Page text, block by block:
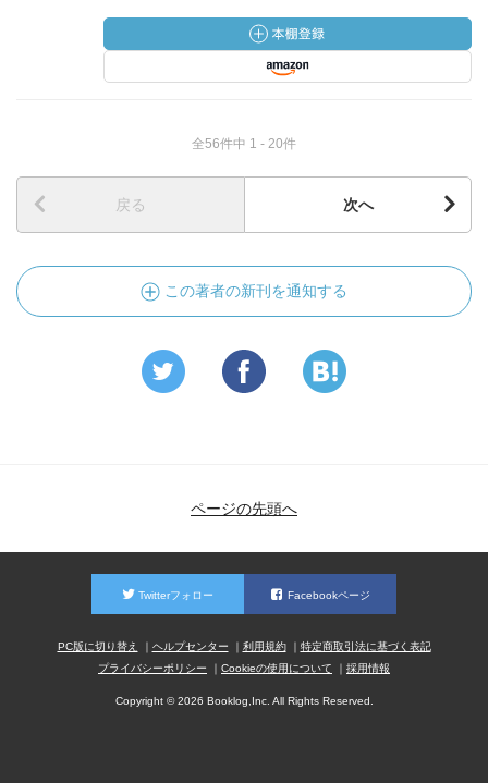
全56件中 1 - 20件
戻る 次へ
この著者の新刊を通知する
ページの先頭へ
Twitterフォロー Facebookページ
PC版に切り替え ヘルプセンター 利用規約
特定商取引法に基づく表記
プライバシーポリシー
Cookieの使用について 採用情報
Copyright © 2026 Booklog,Inc. All Rights Reserved.